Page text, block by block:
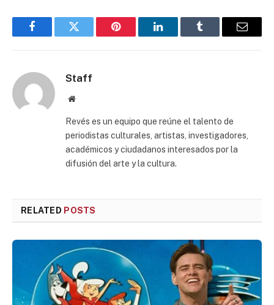
FacebookTwitter Pinterest LinkedInTumblr Email
Staff
Website
Revés es un equipo que reúne el talento de
periodistas culturales, artistas, investigadores,
académicos y ciudadanos interesados por la
difusión del arte y la cultura.
RELATED POSTS